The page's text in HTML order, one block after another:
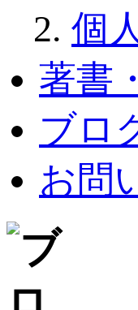
個
著書
ブロ
お問